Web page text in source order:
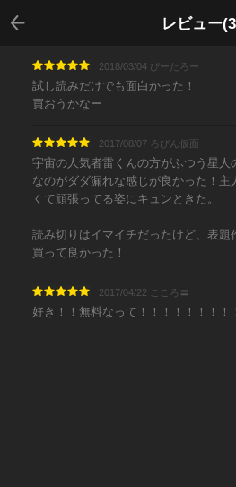
レビュー
戻る
2018/03/04 ぴーたろー
試し読みだけでも面白かった！
買おうかなー
2017/08/07 ろびん仮面
宇宙の人気者雷くんの方がふつう星人
なのがダダ漏れな感じが良かった！主
くて頑張ってる姿にキュンときた。
読み切りはイマイチだったけど、表題
買って良かった！
2017/04/22 こころ〓︎
好き！！無料なって！！！！！！！！！